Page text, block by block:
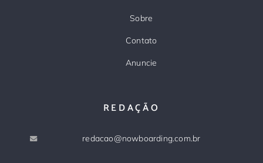
Sobre
Contato
Anuncie
REDAÇÃO
redacao@nowboarding.com.br